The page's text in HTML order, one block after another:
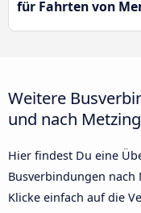
für Fahrten von
Weitere
und nach
Hier findest Du eine
Busverbindungen
Klicke einfach auf die